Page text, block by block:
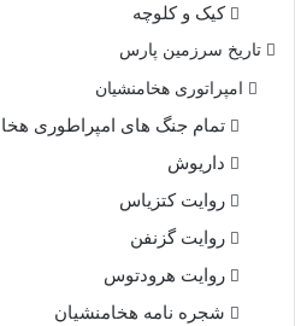
کیک و کلوچه
تاریخ سرزمین پارس
امپراتوری هخامنشیان
تمام جنگ های امپراطوری
داریوش
روایت کتزیاس
روایت گزنفن
روایت هرودتوس
شجره نامه هخامنشیان